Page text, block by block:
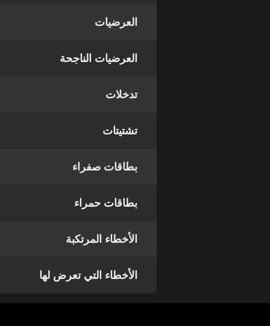
العرضيات
العرضيات الناجحة
تدخلات
تشتيتات
بطاقات صفراء
بطاقات حمراء
الأخطاء المرتكبة
الأخطاء التي تعرض لها